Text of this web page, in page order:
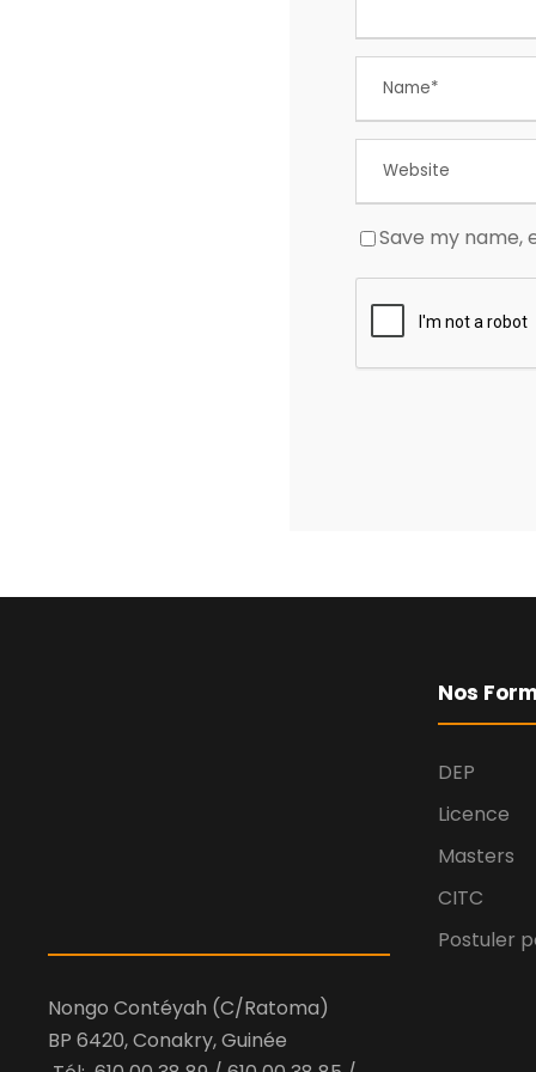
Save my name,
Nongo Contéyah (C/Ratoma)
BP 6420, Conakry, Guinée
Nos
DEP
Licence
Masters
CITC
Postuler